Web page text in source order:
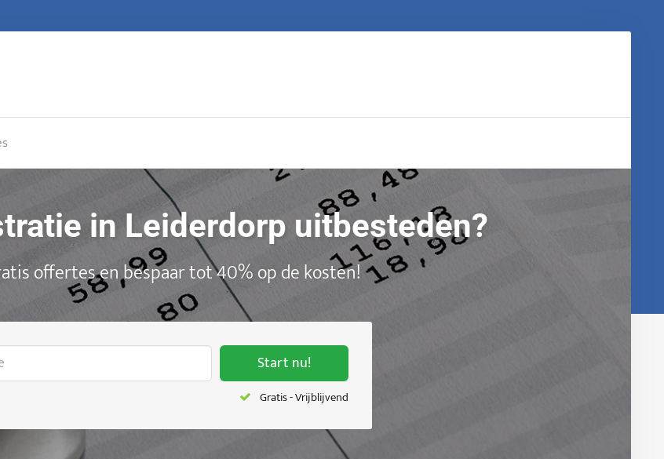
in Leiderdorp uitbesteden?
offertes en bespaar tot 40% op de kosten!
Start nu!
Gratis - Vrijblijvend